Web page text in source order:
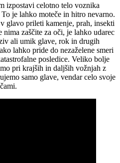
izpostavi celotno telo voznika
je lahko moteče in hitro nevarno.
glavo prileti kamenje, prah, insekti
zaščite za oči, je lahko udarec
ali umik glave, rok in drugih
lahko pride do nezaželene smeri
posledice. Veliko bolje
pri krajših in daljših vožnjah z
samo glave, vendar celo svoje